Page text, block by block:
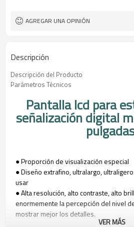
AGREGAR UNA OPINIÓN
Descripción
Descripción del Producto
Parámetros Técnicos
Pantalla lcd para
señalización digital
● Proporción de visualización especial
● Diseño extrafino, ultralargo,
usar
● Alta resolución, alto contraste, alto
enormemente la percepción del nivel
mostrar mejor los detalles.
● Tiene la función de eliminaciónVER MÁS